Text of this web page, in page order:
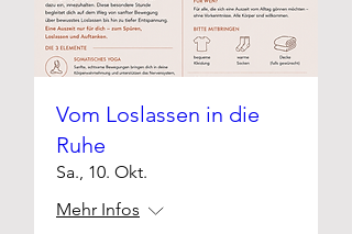
Vom Loslassen in die
Ruhe
Sa., 10. Okt.
Mehr Infos